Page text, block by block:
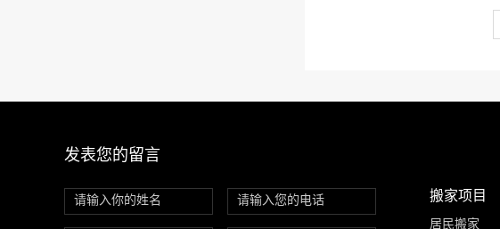
发表您的留言
搬家项目
居民搬家